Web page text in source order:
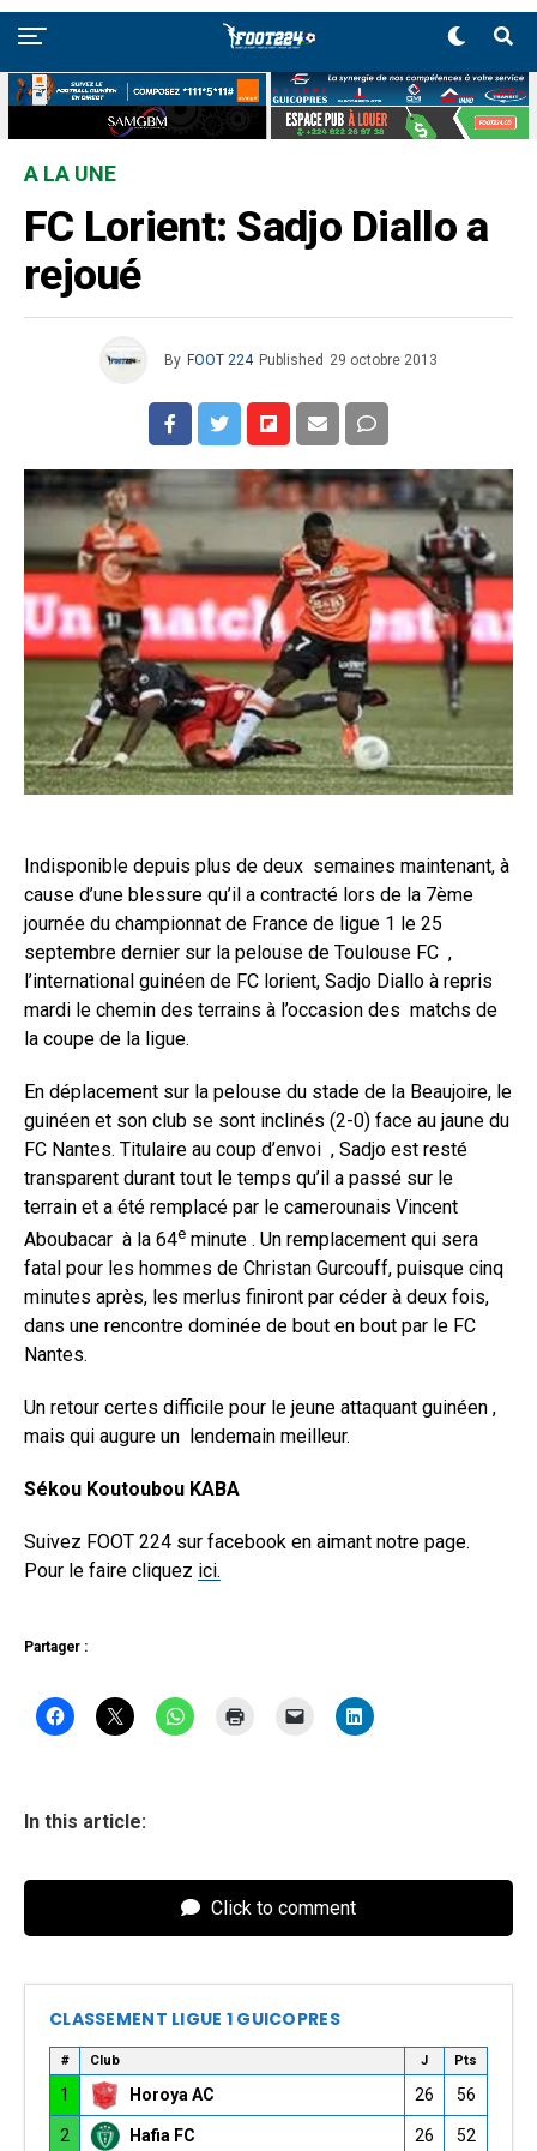
A LA UNE
FC Lorient: Sadjo Diallo a
rejoué
By FOOT 224 Published 29 octobre 2013
Indisponible depuis plus de deux semaines maintenant, à
cause d’une blessure qu’il a contracté lors de la 7ème
journée du championnat de France de ligue 1 le 25
septembre dernier sur la pelouse de Toulouse FC ,
l’international guinéen de FC lorient, Sadjo Diallo à repris
mardi le chemin des terrains à l’occasion des matchs de
la coupe de la ligue.
En déplacement sur la pelouse du stade de la Beaujoire, le
guinéen et son club se sont inclinés (2-0) face au jaune du
FC Nantes. Titulaire au coup d’envoi , Sadjo est resté
transparent durant tout le temps qu’il a passé sur le
terrain et a été remplacé par le camerounais Vincent
Aboubacar à la 64e minute . Un remplacement qui sera
fatal pour les hommes de Christan Gurcouff, puisque cinq
minutes après, les merlus finiront par céder à deux fois,
dans une rencontre dominée de bout en bout par le FC
Nantes.
Un retour certes difficile pour le jeune attaquant guinéen ,
mais qui augure un lendemain meilleur.
Sékou Koutoubou KABA
Suivez FOOT 224 sur facebook en aimant notre page.
Pour le faire cliquez ici.
Partager :
In this article:
Click to comment
CLASSEMENT LIGUE 1 GUICOPRES
# Club J Pts
1 Horoya AC 26 56
2 Hafia FC 26 52